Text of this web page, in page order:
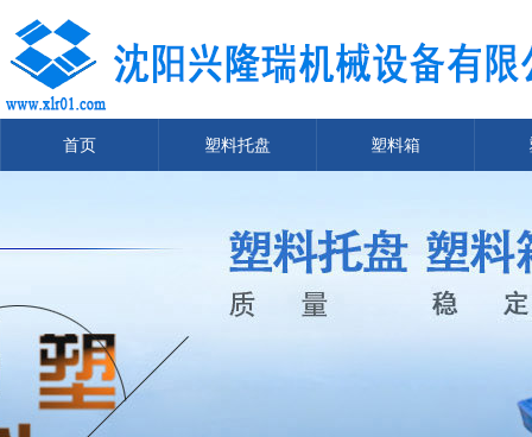
首页 塑料托盘 塑料箱